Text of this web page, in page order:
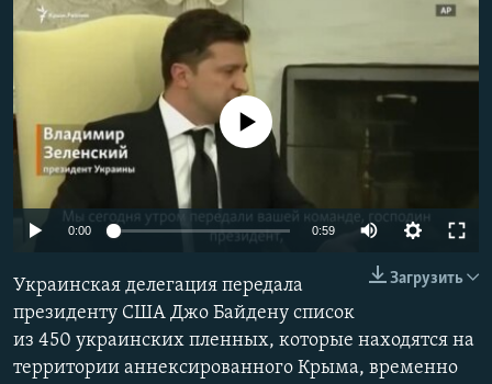
ТЕЛЕПРОЕКТ КРЫМ.РЕАЛИИ
СОВЕТЫ ПРАВОЗАЩИТНИКОВ
ПРОПАВШИЕ БЕЗ ВЕСТИ
ПОБЕДИТЕЛЕЙ НЕ СУДЯТ?
КРЫМ.НЕПОКОРЕННЫЙ
ELIFBE
Українською
ПРИСОЕДИНЯЙТЕСЬ!
Все сайты RFE/RL
No media source currently available
0:00 0:59
Загрузить
Украинская делегация передала
президенту США Джо Байдену список
из 450 украинских пленных, которые находятся на
территории аннексированного Крыма, временно